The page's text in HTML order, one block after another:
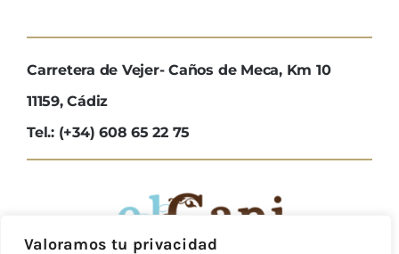
Valoramos tu privacidad
Carretera de Vejer- Caños de Meca, Km 10
11159, Cádiz
Tel.: (+34) 608 65 22 75